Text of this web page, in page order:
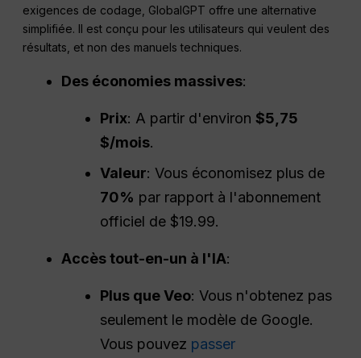
exigences de codage, GlobalGPT offre une alternative
simplifiée. Il est conçu pour les utilisateurs qui veulent des
résultats, et non des manuels techniques.
Des économies massives:
Prix: A partir d'environ$5,75
$/mois.
Valeur: Vous économisez plus de
70% par rapport à l'abonnement
officiel de $19.99.
Accès tout-en-un à l'IA:
Plus que Veo: Vous n'obtenez pas
seulement le modèle de Google.
Vous pouvez passer